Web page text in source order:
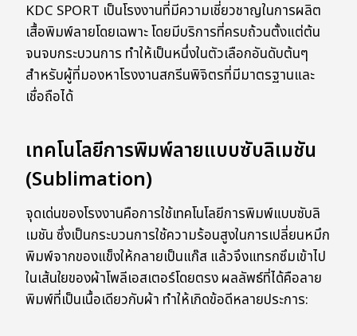
KDC SPORT เป็นโรงงานที่มีความเชี่ยวชาญในการผลิต
เสื้อพิมพ์ลายโดยเฉพาะ โดยมีบริการที่ครบถ้วนตั้งแต่ต้น
จนจบกระบวนการ ทำให้เป็นหนึ่งในตัวเลือกอันดับต้นๆ
สำหรับผู้ที่มองหาโรงงานสกรีนพิจิตรที่มีมาตรฐานและ
เชื่อถือได้
เทคโนโลยีการพิมพ์ลายแบบซับลิเมชัน
(Sublimation)
จุดเด่นของโรงงานคือการใช้เทคโนโลยีการพิมพ์แบบซับลิ
เมชัน ซึ่งเป็นกระบวนการใช้ความร้อนสูงในการเปลี่ยนหมึก
พิมพ์จากของแข็งให้กลายเป็นแก๊ส แล้วจึงแทรกซึมเข้าไป
ในเส้นใยของผ้าโพลีเอสเตอร์โดยตรง ผลลัพธ์ที่ได้คือลาย
พิมพ์ที่เป็นเนื้อเดียวกับผ้า ทำให้เกิดข้อดีหลายประการ: